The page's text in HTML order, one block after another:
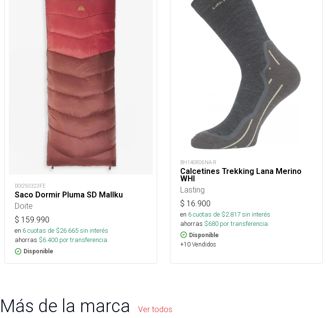
DOI250323FE
Saco Dormir Pluma SD Mallku
Doite
$ 159.990
en 6cuotas de $26.665sin interés
ahorras $6.400 por transferencia.
Disponible
BH140806NA-R
Calcetines Trekking Lana Merino
WHI
Lasting
$ 16.900
en 6cuotas de $2.817sin interés
ahorras $680 por transferencia.
Disponible
+10 Vendidos
Más de la marca Ver todos